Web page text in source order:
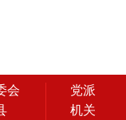
会
党派
机关